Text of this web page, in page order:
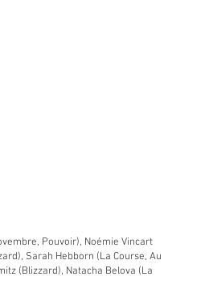
Pouvoir), Noémie Vincart
Sarah Hebborn (La Course, Au
(Blizzard), Natacha Belova (La